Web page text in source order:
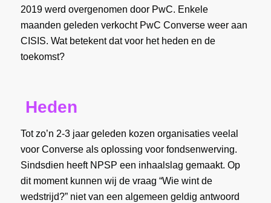
2019 werd overgenomen door PwC. Enkele
maanden geleden verkocht PwC Converse weer aan
CISIS. Wat betekent dat voor het heden en de
toekomst?
Heden
Tot zo’n 2-3 jaar geleden kozen organisaties veelal
voor Converse als oplossing voor fondsenwerving.
Sindsdien heeft NPSP een inhaalslag gemaakt. Op
dit moment kunnen wij de vraag “Wie wint de
wedstrijd?” niet van een algemeen geldig antwoord